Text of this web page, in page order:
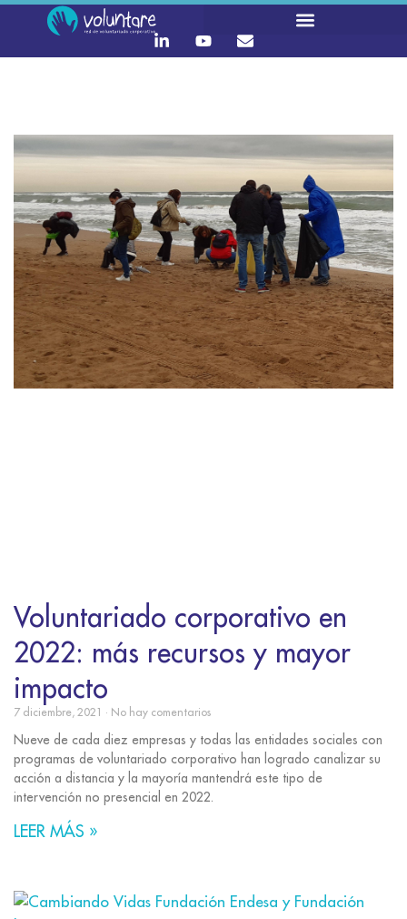
Voluntariado corporativo en
2022: más recursos y mayor
impacto
7 diciembre, 2021 No hay comentarios
Nueve de cada diez empresas y todas las entidades sociales con
programas de voluntariado corporativo han logrado canalizar su
acción a distancia y la mayoría mantendrá este tipo de
intervención no presencial en 2022.
LEER MÁS »